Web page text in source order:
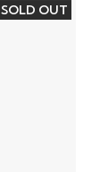
SOLD OUT